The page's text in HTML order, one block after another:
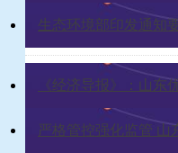
生态环境部印发通知
《经济导报》：山
严格管控强化监管 ​山